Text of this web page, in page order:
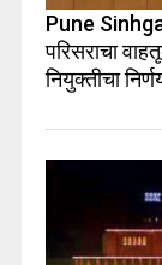
Pune
परिसराचा
नियुक्तीचा